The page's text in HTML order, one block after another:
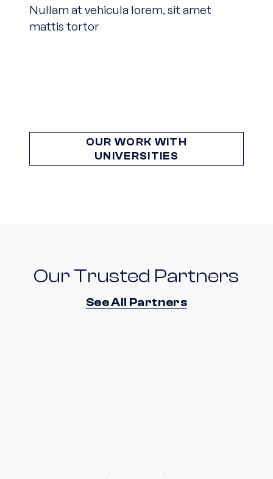
Nullam at vehicula lorem, sit amet
mattis tortor
OUR WORK WITH
UNIVERSITIES
Our Trusted Partners
See All Partners